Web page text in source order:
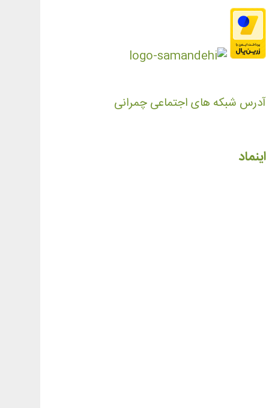
آدرس شبکه های اجتماعی چمرانی
اینماد